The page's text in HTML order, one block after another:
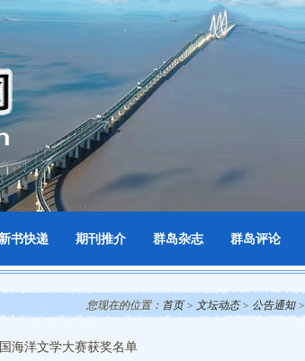
新书快递 期刊推介 群岛杂志 群岛评论
您现在的位置： 首页> 文坛动态> 公告通知>
海洋文学大赛获奖名单